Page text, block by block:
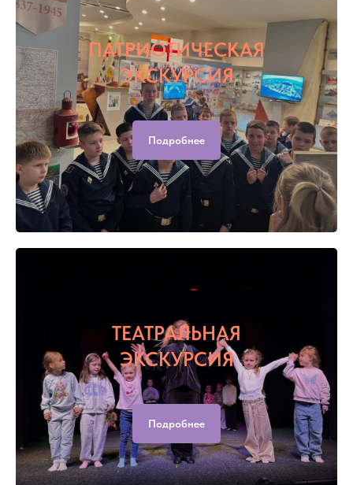
ПАТРИОТИЧЕСКАЯ
ЭКСКУРСИЯ
Подробнее
ТЕАТРАЛЬНАЯ
ЭКСКУРСИЯ
Подробнее